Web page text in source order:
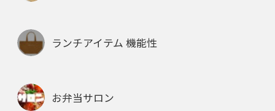
ランチアイテム 機能性
お弁当サロン